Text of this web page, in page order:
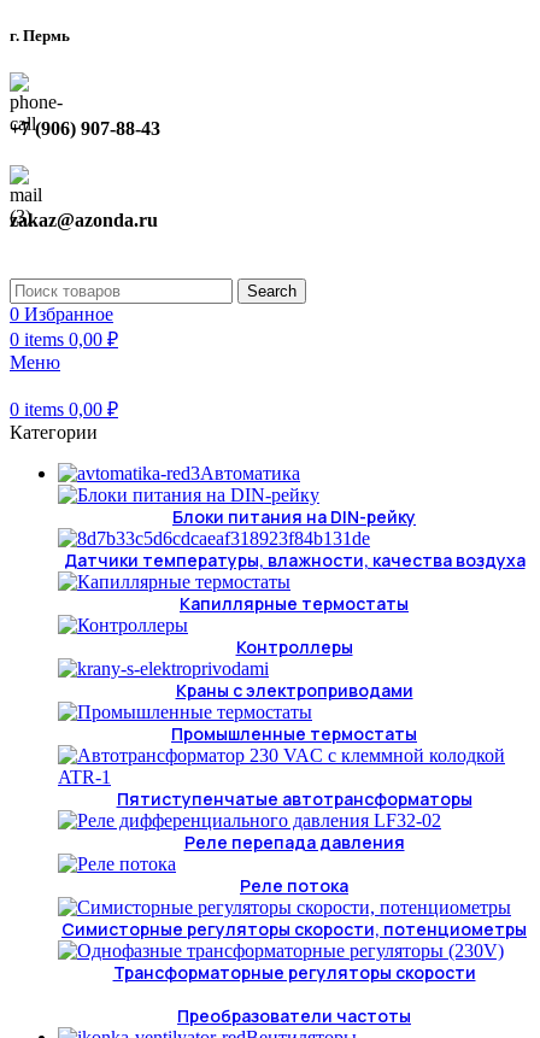
г. Пермь
+7 (906) 907-88-43
zakaz@azonda.ru
Search
0 Избранное
0 items 0,00 ₽
Меню
0 items 0,00 ₽
Категории
Автоматика
Блоки питания на DIN-рейку
Датчики температуры, влажности, качества воздуха
Капиллярные термостаты
Контроллеры
Краны с электроприводами
Промышленные термостаты
Пятиступенчатые автотрансформаторы
Реле перепада давления
Реле потока
Симисторные регуляторы скорости, потенциометры
Трансформаторные регуляторы скорости
Преобразователи частоты